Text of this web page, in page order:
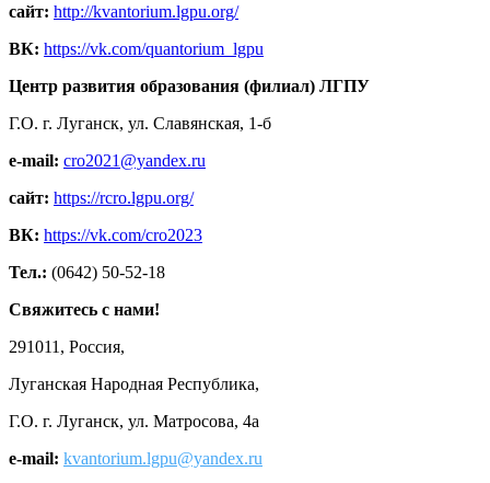
сайт: http://kvantorium.lgpu.org/
ВК: https://vk.com/quantorium_lgpu
Центр развития образования (филиал) ЛГПУ
Г.О. г. Луганск, ул. Славянская, 1-б
e-mail: cro2021@yandex.ru
сайт: https://rcro.lgpu.org/
ВК: https://vk.com/cro2023
Тел.: (0642) 50-52-18
Свяжитесь с нами!
291011, Россия,
Луганская Народная Республика,
Г.О. г. Луганск, ул. Матросова, 4а
e-mail: kvantorium.lgpu@yandex.ru